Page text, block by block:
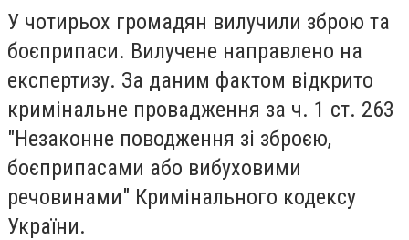
У чотирьох громадян вилучили зброю та
боєприпаси. Вилучене направлено на
експертизу. За даним фактом відкрито
кримінальне провадження за ч. 1 ст. 263
"Незаконне поводження зі зброєю,
боєприпасами або вибуховими
речовинами" Кримінального кодексу
України.